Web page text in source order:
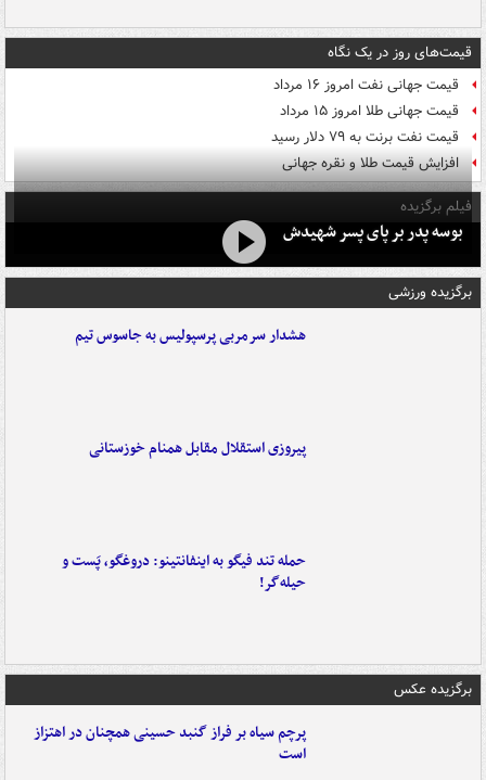
قیمت‌های روز در یک نگاه
قیمت جهانی نفت امروز ۱۶ مرداد
قیمت جهانی طلا امروز ۱۵ مرداد
قیمت نفت برنت به ۷۹ دلار رسید
افزایش قیمت طلا و نقره جهانی
فیلم برگزیده
بوسه‌ پدر بر پای پسر شهیدش
برگزیده ورزشی
هشدار سرمربی پرسپولیس به جاسوس تیم
پیروزی استقلال مقابل همنام خوزستانی
حمله تند فیگو به اینفانتینو: دروغگو، پَست‌ و
حیله‌گر!
برگزیده عکس
پرچم سیاه بر فراز گنبد حسینی همچنان در اهتزاز
است